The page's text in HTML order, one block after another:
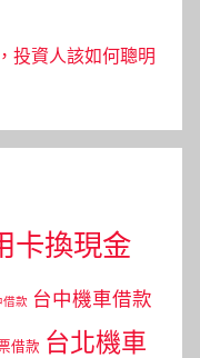
投資人該如何聰明
卡換現金
借款 台中機車借款
借款 台北機車